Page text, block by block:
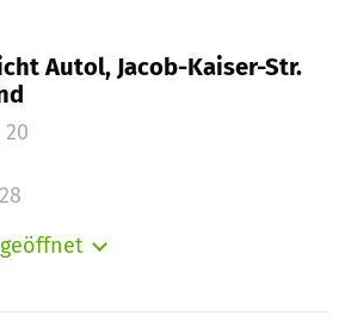
Autol, Jacob-Kaiser-Str.